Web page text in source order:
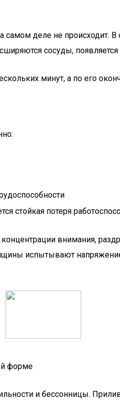
самом деле не происходит.
сосуды,
минут, а по его
стойкая потеря
внимания,
испытывают
форме
и бессонницы.